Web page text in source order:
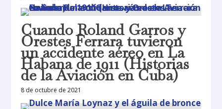
Cuando Roland Garros y
Orestes Ferrara tuvieron
un accidente aéreo en La
Habana de 1911 (Historias
de la Aviación en Cuba)
8 de octubre de 2021